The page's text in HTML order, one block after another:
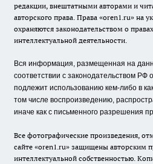
редакции, внештатными авторами и
авторского права. Права «oren1.ru» на
охраняются законодательством о
интеллектуальной деятельности.
Вся информация, размещенная на
соответствии с законодательством РФ
подлежит использованию кем-либо в
том числе воспроизведению,
иначе как с письменного разрешения
Все фотографические произведения,
сайте «oren1.ru» защищены авторским
интеллектуальной собственностью.